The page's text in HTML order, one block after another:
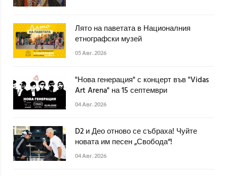
Лято на паветата в Националния
етнографски музей
05 Авг. 2026
"Нова генерация" с концерт във "Vidas
Art Arena" на 15 септември
04 Авг. 2026
D2 и Део отново се събраха! Чуйте
новата им песен „Свобода“!
04 Авг. 2026